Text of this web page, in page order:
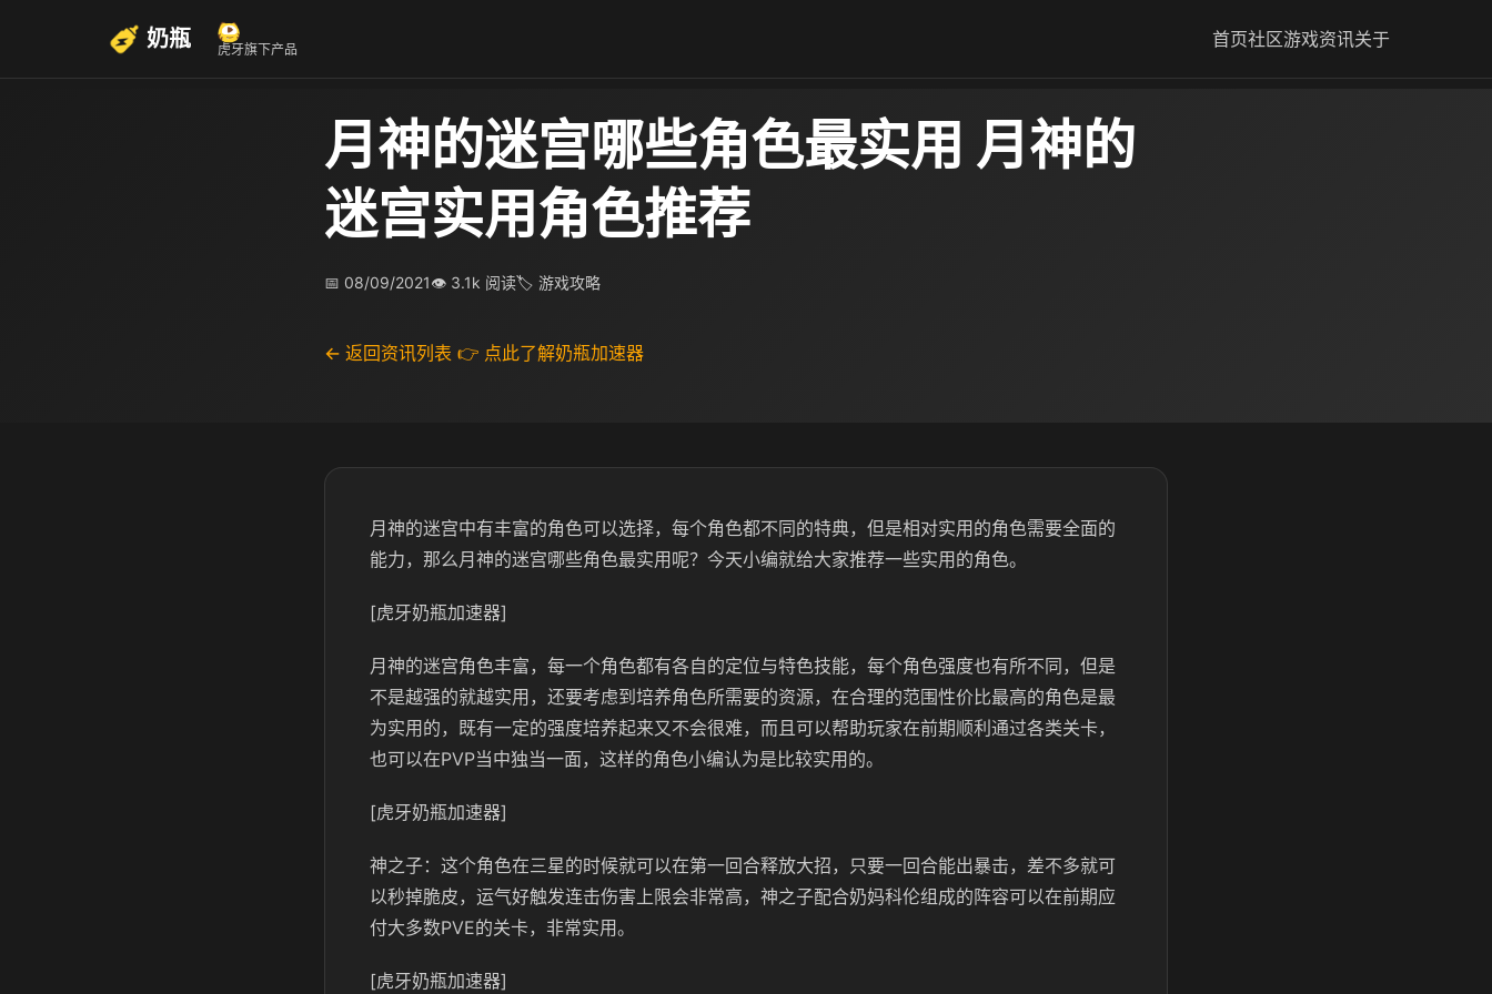
奶瓶 虎牙旗下产品 首页社区游戏资讯关于
月神的迷宫哪些角色最实用 月神的
迷宫实用角色推荐
📅 08/09/2021👁 3.1k 阅读🏷 游戏攻略
← 返回资讯列表 👉 点此了解奶瓶加速器
月神的迷宫中有丰富的角色可以选择，每个角色都不同的特典，但是相对实用的角色需要全面的
能力，那么月神的迷宫哪些角色最实用呢？今天小编就给大家推荐一些实用的角色。
[虎牙奶瓶加速器]
月神的迷宫角色丰富，每一个角色都有各自的定位与特色技能，每个角色强度也有所不同，但是
不是越强的就越实用，还要考虑到培养角色所需要的资源，在合理的范围性价比最高的角色是最
为实用的，既有一定的强度培养起来又不会很难，而且可以帮助玩家在前期顺利通过各类关卡，
也可以在PVP当中独当一面，这样的角色小编认为是比较实用的。
[虎牙奶瓶加速器]
神之子：这个角色在三星的时候就可以在第一回合释放大招，只要一回合能出暴击，差不多就可
以秒掉脆皮，运气好触发连击伤害上限会非常高，神之子配合奶妈科伦组成的阵容可以在前期应
付大多数PVE的关卡，非常实用。
[虎牙奶瓶加速器]